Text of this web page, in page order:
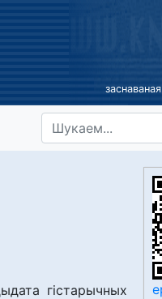
гістарычных